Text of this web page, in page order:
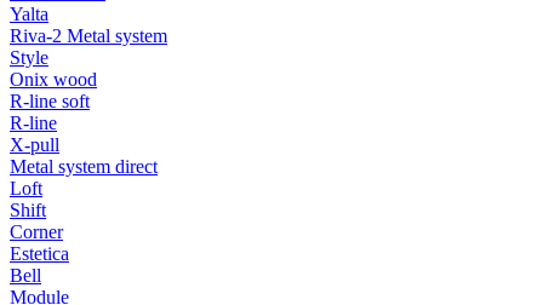
Yalta
Riva-2 Metal system
Style
Onix wood
R-line soft
R-line
X-pull
Metal system direct
Loft
Shift
Corner
Estetica
Bell
Module